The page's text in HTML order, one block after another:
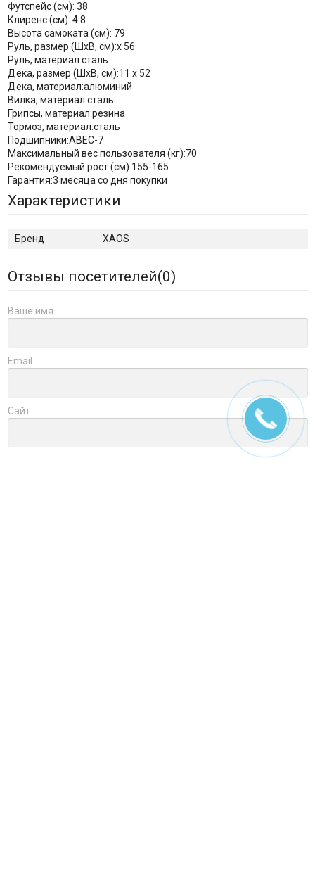
Футспейс (см): 38
Клиренс (см): 4.8
Высота самоката (см): 79
Руль, размер (ШхВ, см):х 56
Руль, материал:сталь
Дека, размер (ШхВ, см):11 х 52
Дека, материал:алюминий
Вилка, материал:сталь
Грипсы, материал:резина
Тормоз, материал:сталь
Подшипники:АВЕС-7
Максимальный вес пользователя (кг):70
Рекомендуемый рост (см):155-165
Гарантия:3 месяца со дня покупки
Характеристики
Бренд XAOS
Отзывы посетителей(0)
Ваше имя
Email
Сайт